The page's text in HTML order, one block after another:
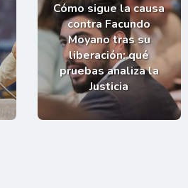
Cómo sigue la causa
contra Facundo
Moyano tras su
liberación: qué
pruebas analiza la
Justicia